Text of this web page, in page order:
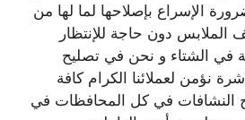
الإسراع بإصلاحها لما لها من
الملابس دون حاجة للإنتظار
في الشتاء و نحن في تصليح
نؤمن لعملائنا الكرام كافة
النشافات في كل المحافظات في